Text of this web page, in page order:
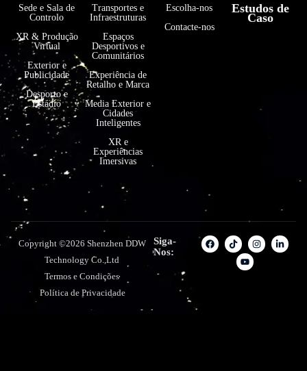
Sede e Sala de
Controlo
XR & Produção
Virtual
Exterior e
Publicidade
Desporto e
Estádio
Transportes e
Infraestruturas
Espaços
Desportivos e
Comunitários
Experiência de
Retalho e Marca
Media Exterior e
Cidades
Inteligentes
XR e
Experiências
Imersivas
Escolha-nos
Contacte-nos
Estudos de
Caso
Copyright ©2026 Shenzhen DDW
Technology Co.,Ltd
Termos e Condições
Política de Privacidade
Siga-
Nos: